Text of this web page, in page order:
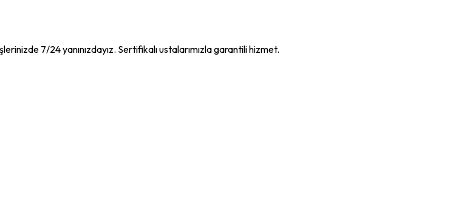
7/24 yanınızdayız. Sertifikalı ustalarımızla garantili hizmet.